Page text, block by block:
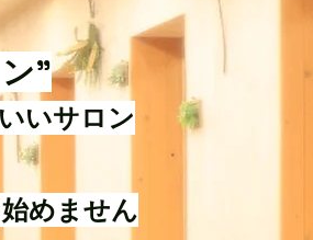
”
いサロン
めません